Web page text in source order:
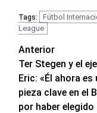
Tags: Fútbol
League
de
entradas
Anterior
Ter Stegen y el
Eric: «Él ahora es
pieza clave en el
por haber elegido